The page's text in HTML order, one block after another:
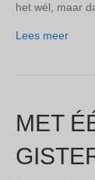
het wél, maar
Lees meer
MET